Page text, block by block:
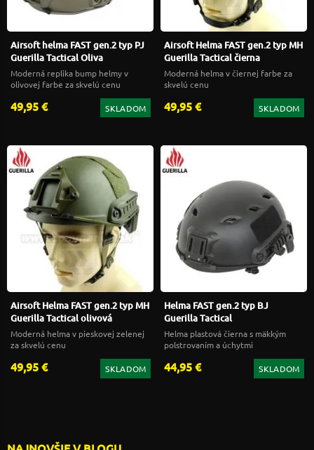
Airsoft helma FAST gen.2 typ PJ
Guerilla Tactical Oliva
Moderná replika bump helmy v
olivovej farbe za skvelú cenu
49,95 € SKLADOM
Airsoft Helma FAST gen.2 typ MH
Guerilla Tactical čierna
Moderná helma v čiernej farbe za
skvelú cenu
49,95 € SKLADOM
Airsoft Helma FAST gen.2 typ MH
Guerilla Tactical olivová
Moderná helma v pieskovej zelenej
za skvelú cenu
49,95 € SKLADOM
Helma FAST gen.2 typ BJ
Guerilla Tactical
Helma plastová čierna s mäkkým
polstrovaním a úchytmi
44,95 € SKLADOM